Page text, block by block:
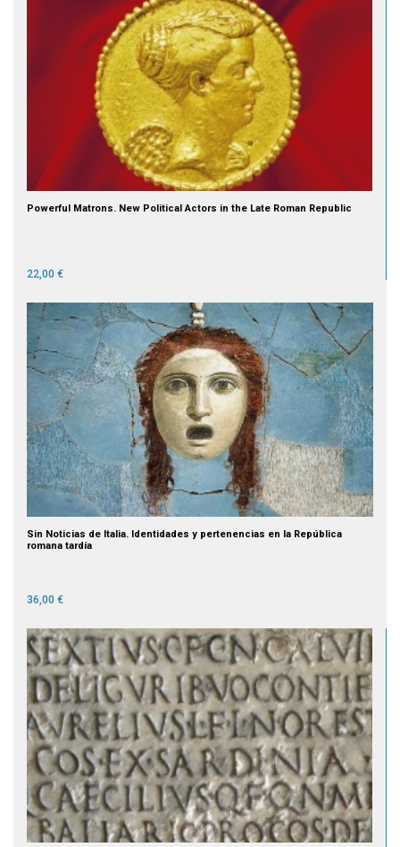
Powerful Matrons. New Political Actors in the Late Roman Republic
22,00 €
Sin Noticias de Italia. Identidades y pertenencias en la República
romana tardía
36,00 €